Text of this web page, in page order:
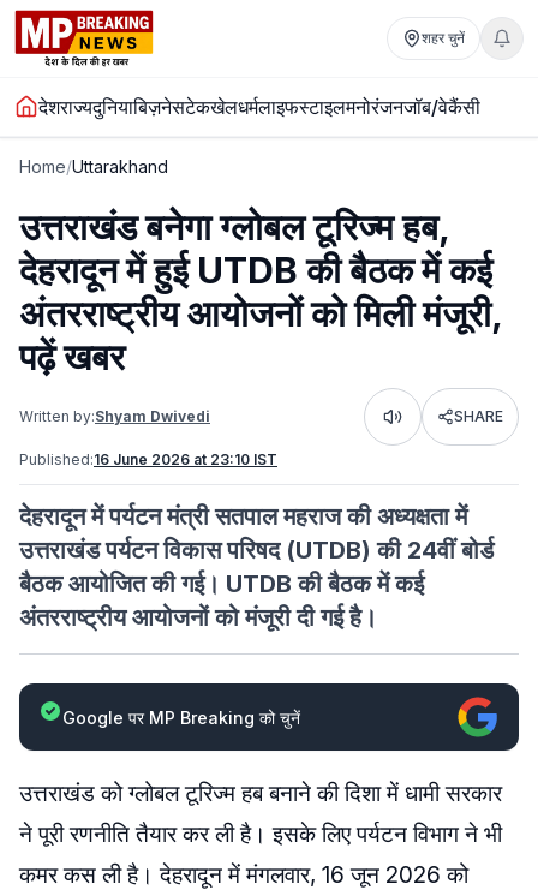
शहर चुनें
देशराज्यदुनियाबिज़नेसटेकखेलधर्मलाइफस्टाइलमनोरंजनजॉब/वेकैंसी
Home/Uttarakhand
उत्तराखंड बनेगा ग्लोबल टूरिज्म हब,
देहरादून में हुई UTDB की बैठक में कई
अंतरराष्ट्रीय आयोजनों को मिली मंजूरी,
पढ़ें खबर
Written by:Shyam Dwivedi Listen SHARE
Published:16 June 2026 at 23:10 IST
देहरादून में पर्यटन मंत्री सतपाल महराज की अध्यक्षता में
उत्तराखंड पर्यटन विकास परिषद (UTDB) की 24वीं बोर्ड
बैठक आयोजित की गई। UTDB की बैठक में कई
अंतरराष्ट्रीय आयोजनों को मंजूरी दी गई है।
Google पर MP Breaking को चुनें
उत्तराखंड को ग्लोबल टूरिज्म हब बनाने की दिशा में धामी सरकार
ने पूरी रणनीति तैयार कर ली है। इसके लिए पर्यटन विभाग ने भी
कमर कस ली है। देहरादून में मंगलवार, 16 जून 2026 को